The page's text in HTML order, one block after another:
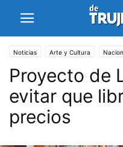
Noticias Arte y Cultura
Proyecto de
evitar que
precios